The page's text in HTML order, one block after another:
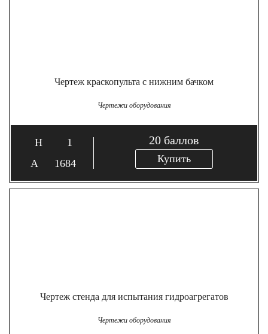
Чертеж краскопульта с нижним бачком
Чертежи оборудования
1
1684
20 баллов
Купить
Чертеж стенда для испытания гидроагрегатов
Чертежи оборудования